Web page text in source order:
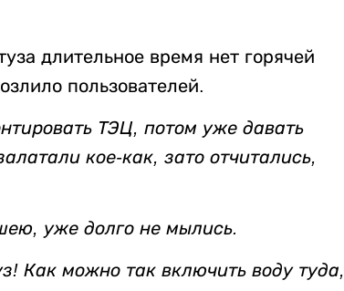
длительное время нет горячей
пользователей.
ТЭЦ, потом уже давать
кое-как, зато отчитались,
уже долго не мылись.
Как можно так включить воду туда,